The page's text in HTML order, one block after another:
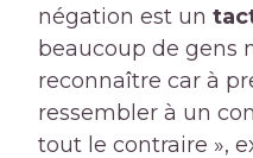
négation est un
beaucoup de gens
reconnaître car à
ressembler à un
tout le contraire »,